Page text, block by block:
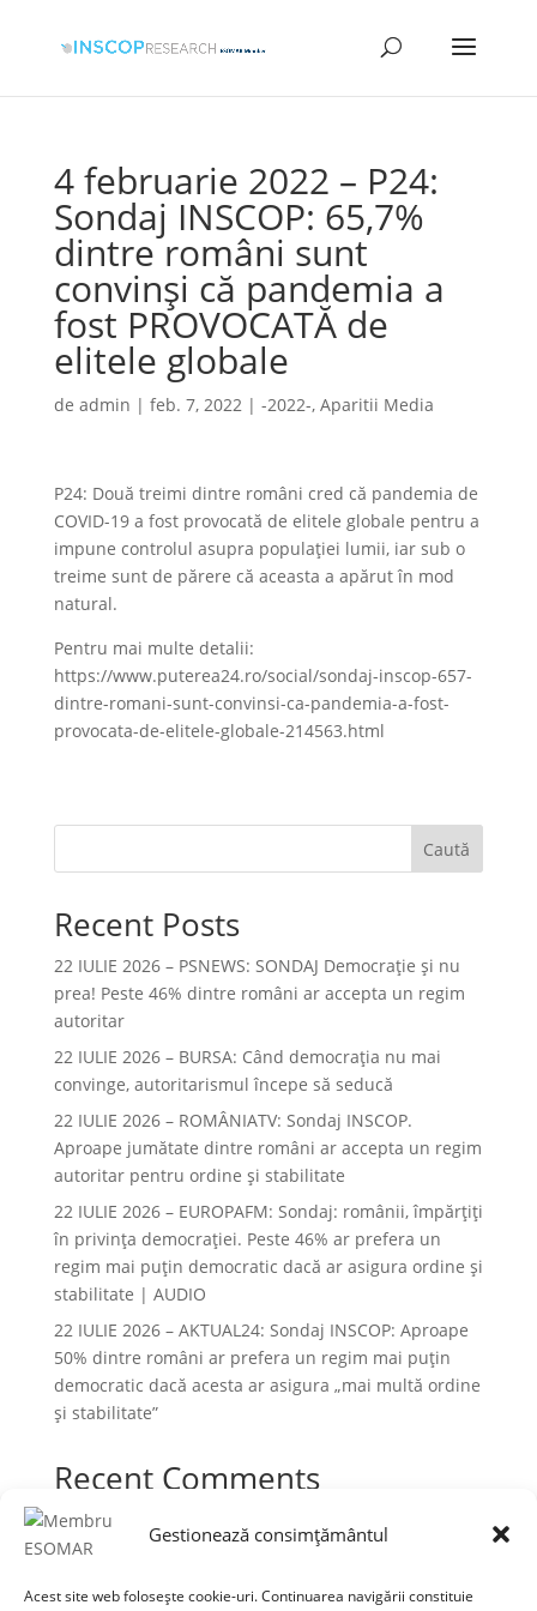
Gestionează consimțământul
Acest site web folosește cookie-uri. Continuarea navigării constituie
4 februarie 2022 – P24:
Sondaj INSCOP: 65,7%
dintre români sunt
convinși că pandemia a
fost PROVOCATĂ de
elitele globale
de admin | feb. 7, 2022| -2022-, Aparitii Media
P24: Două treimi dintre români cred că pandemia de
COVID-19 a fost provocată de elitele globale pentru a
impune controlul asupra populaţiei lumii, iar sub o
treime sunt de părere că aceasta a apărut în mod
natural.
Pentru mai multe detalii:
https://www.puterea24.ro/social/sondaj-inscop-657-
dintre-romani-sunt-convinsi-ca-pandemia-a-fost-
provocata-de-elitele-globale-214563.html
Caută
Recent Posts
22 IULIE 2026 – PSNEWS: SONDAJ Democrație și nu
prea! Peste 46% dintre români ar accepta un regim
autoritar
22 IULIE 2026 – BURSA: Când democraţia nu mai
convinge, autoritarismul începe să seducă
22 IULIE 2026 – ROMÂNIATV: Sondaj INSCOP.
Aproape jumătate dintre români ar accepta un regim
autoritar pentru ordine și stabilitate
22 IULIE 2026 – EUROPAFM: Sondaj: românii, împărțiți
în privința democrației. Peste 46% ar prefera un
regim mai puțin democratic dacă ar asigura ordine și
stabilitate | AUDIO
22 IULIE 2026 – AKTUAL24: Sondaj INSCOP: Aproape
50% dintre români ar prefera un regim mai puțin
democratic dacă acesta ar asigura „mai multă ordine
și stabilitate”
Recent Comments
Niciun comentariu de arătat.